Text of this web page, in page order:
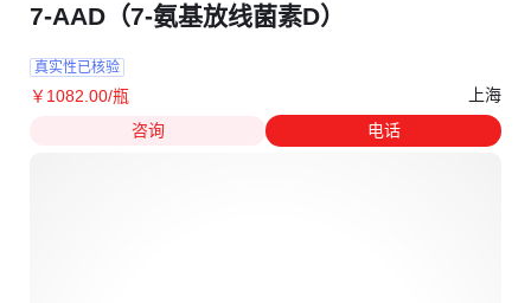
7-AAD（7-氨基放线菌素D）
真实性已核验
￥ 1082 .00/瓶
上海
咨询
电话